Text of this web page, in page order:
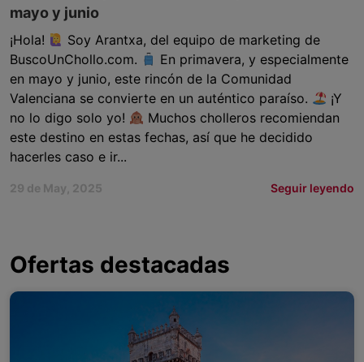
mayo y junio
¡Hola!
Soy Arantxa, del equipo de marketing de
BuscoUnChollo.com.
En primavera, y especialmente
en mayo y junio, este rincón de la Comunidad
Valenciana se convierte en un auténtico paraíso.
¡Y
no lo digo solo yo!
Muchos cholleros recomiendan
este destino en estas fechas, así que he decidido
hacerles caso e ir...
29 de May, 2025 Seguir leyendo
Ofertas destacadas